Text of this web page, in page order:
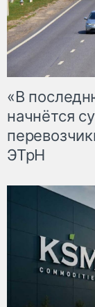
«В
начнётся
ЭТрН